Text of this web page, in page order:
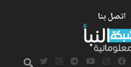
اتصل بنا